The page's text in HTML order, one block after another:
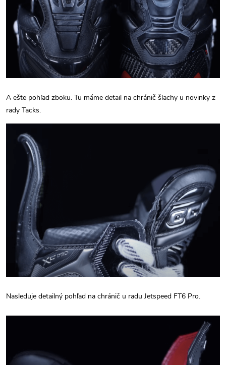
A ešte pohľad zboku. Tu máme detail na chránič šlachy u novinky z
rady Tacks.
Nasleduje detailný pohľad na chránič u radu Jetspeed FT6 Pro.